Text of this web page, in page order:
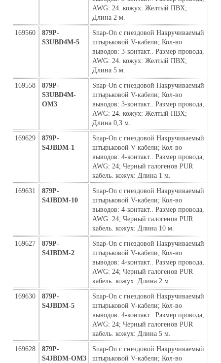
AWG: 24. кожух: Желтый ПВХ;
Длина 2 м.
169560
879P-
S3UBD4M-5
Snap-On с гнездовой Накручиваемый
штырьковой V-кабели; Кол-во
выводов: 3-контакт.. Размер провода,
AWG: 24. кожух: Желтый ПВХ;
Длина 5 м.
169558
879P-
S3UBD4M-
ОМ3
Snap-On с гнездовой Накручиваемый
штырьковой V-кабели; Кол-во
выводов: 3-контакт.. Размер провода,
AWG: 24. кожух: Желтый ПВХ;
Длина 0,3 м.
169629
879P-
S4JBDM-1
Snap-On с гнездовой Накручиваемый
штырьковой V-кабели; Кол-во
выводов: 4-контакт.. Размер провода,
AWG: 24; Черный галогенов PUR
кабель. кожух: Длина 1 м.
169631
879P-
S4JBDM-10
Snap-On с гнездовой Накручиваемый
штырьковой V-кабели; Кол-во
выводов: 4-контакт.. Размер провода,
AWG: 24; Черный галогенов PUR
кабель. кожух: Длина 10 м.
169627
879P-
S4JBDM-2
Snap-On с гнездовой Накручиваемый
штырьковой V-кабели; Кол-во
выводов: 4-контакт.. Размер провода,
AWG: 24; Черный галогенов PUR
кабель. кожух: Длина 2 м.
169630
879P-
S4JBDM-5
Snap-On с гнездовой Накручиваемый
штырьковой V-кабели; Кол-во
выводов: 4-контакт.. Размер провода,
AWG: 24; Черный галогенов PUR
кабель. кожух: Длина 5 м.
169628
879P-
S4JBDM-ОМ3
Snap-On с гнездовой Накручиваемый
штырьковой V-кабели; Кол-во